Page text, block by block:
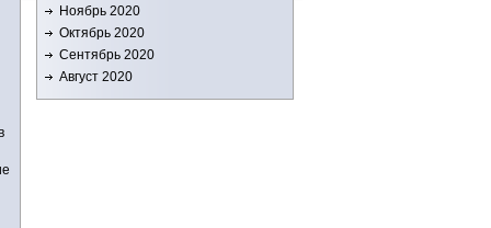
Ноябрь 2020
Октябрь 2020
Сентябрь 2020
Август 2020